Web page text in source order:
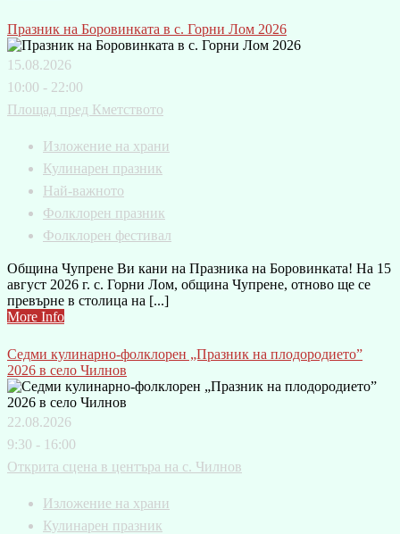
Празник на Боровинката в с. Горни Лом 2026
15.08.2026
10:00 - 22:00
Площад пред Кметството
Изложение на храни
Кулинарен празник
Най-важното
Фолклорен празник
Фолклорен фестивал
Община Чупрене Ви кани на Празника на Боровинката! На 15
август 2026 г. с. Горни Лом, община Чупрене, отново ще се
превърне в столица на [...]
More Info
Седми кулинарно-фолклорен „Празник на плодородието”
2026 в село Чилнов
22.08.2026
9:30 - 16:00
Открита сцена в центъра на с. Чилнов
Изложение на храни
Кулинарен празник